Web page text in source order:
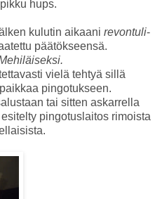
hups.
kulutin aikaani revontuli-
päätökseensä.
vielä tehtyä sillä
pingotukseen.
tai sitten askarrella
pingotuslaitos rimoista